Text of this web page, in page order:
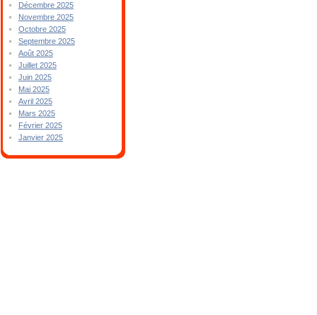
Décembre 2025
Novembre 2025
Octobre 2025
Septembre 2025
Août 2025
Juillet 2025
Juin 2025
Mai 2025
Avril 2025
Mars 2025
Février 2025
Janvier 2025